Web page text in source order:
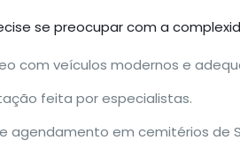
se preocupar com a
com veículos modernos e
feita por especialistas.
agendamento em cemitérios de